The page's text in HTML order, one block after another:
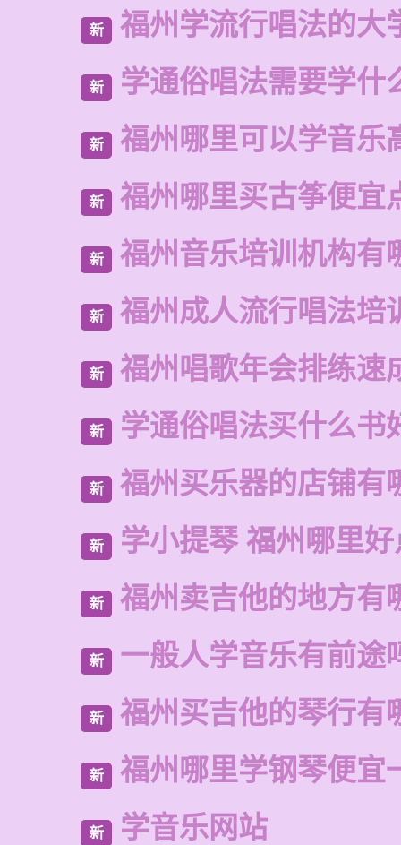
新 福州学流行唱法的大
新 学通俗唱法需要学什
新 福州哪里可以学音乐
新 福州哪里买古筝便宜
新 福州音乐培训机构有
新 福州成人流行唱法培
新 福州唱歌年会排练速
新 学通俗唱法买什么书
新 福州买乐器的店铺有
新 学小提琴 福州哪里好
新 福州卖吉他的地方有
新 一般人学音乐有前途
新 福州买吉他的琴行有
新 福州哪里学钢琴便宜
新 学音乐网站